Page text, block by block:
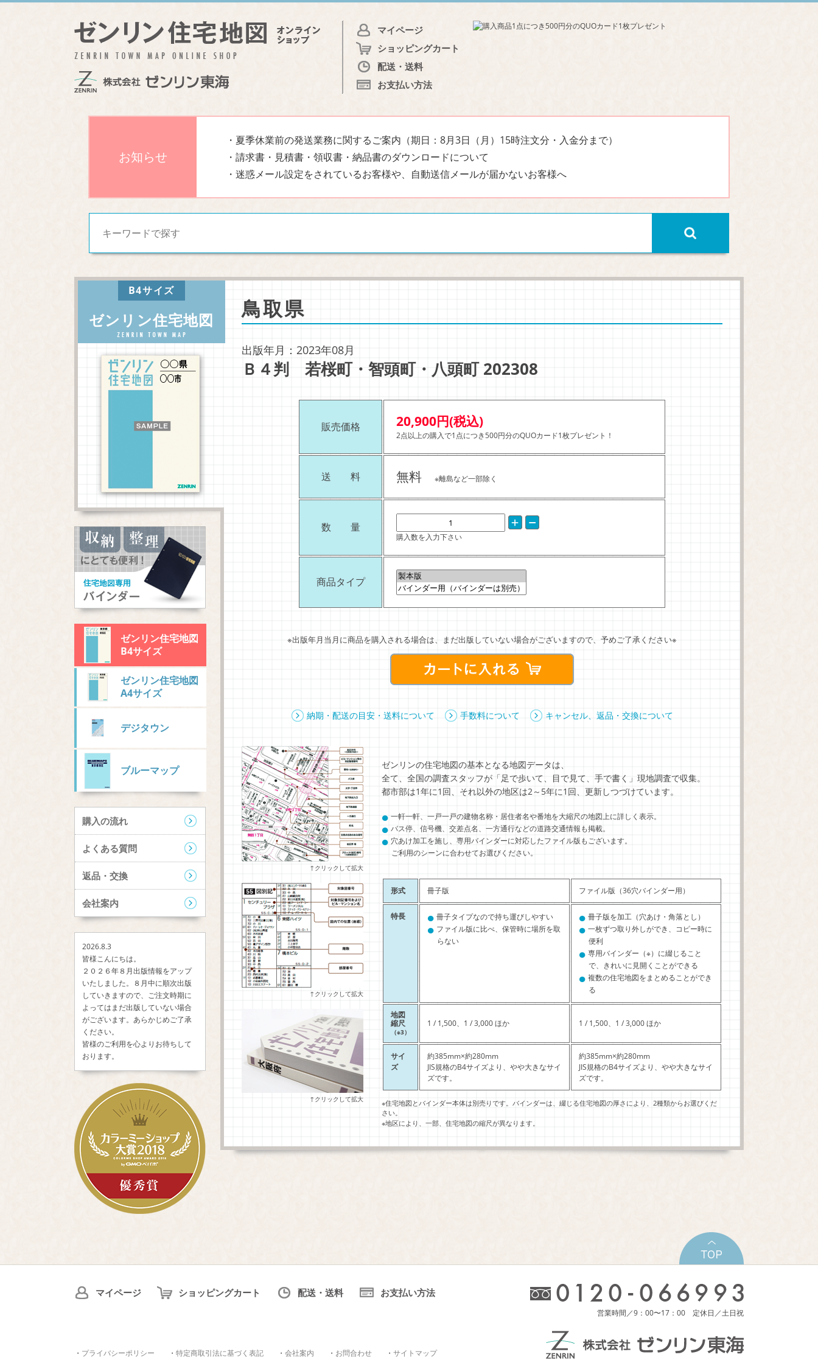
マイページ
ショッピングカート
配送・送料
お支払い方法
お知らせ
・夏季休業前の発送業務に関するご案内（期日：8月3日（月）15時注文分・入金分まで）
・請求書・見積書・領収書・納品書のダウンロードについて
・迷惑メール設定をされているお客様や、自動送信メールが届かないお客様へ
B4サイズ
ゼンリン住宅地図
ゼンリン住宅地図
B4サイズ
ゼンリン住宅地図
A4サイズ
デジタウン
ブルーマップ
購入の流れ
よくある質問
返品・交換
会社案内
2026.8.3
皆様こんにちは。
２０２６年８月出版情報をアップ
いたしました。８月中に順次出版
していきますので、ご注文時期に
よってはまだ出版していない場合
がございます。あらかじめご了承
ください。
皆様のご利用を心よりお待ちして
おります。
鳥取県
出版年月：2023年08月
Ｂ４判 若桜町・智頭町・八頭町 202308
販売価格 20,900円(税込)
2点以上の購入で1点につき500円分のQUOカード1枚プレゼント！
送 料 無料 ※離島など一部除く
数 量
購入数を入力下さい
商品タイプ
※出版年月当月に商品を購入される場合は、まだ出版していない場合がございますので、予めご了承ください※
納期・配送の目安・送料について 手数料について キャンセル、返品・交換について
↑クリックして拡大
↑クリックして拡大
↑クリックして拡大
ゼンリンの住宅地図の基本となる地図データは、
全て、全国の調査スタッフが「足で歩いて、目で見て、手で書く」現地調査で収集。
都市部は1年に1回、それ以外の地区は2～5年に1回、更新しつづけています。
● 一軒一軒、一戸一戸の建物名称・居住者名や番地を大縮尺の地図上に詳しく表示。
● バス停、信号機、交差点名、一方通行などの道路交通情報も掲載。
● 穴あけ加工を施し、専用バインダーに対応したファイル版もございます。
ご利用のシーンに合わせてお選びください。
形式 冊子版 ファイル版（36穴バインダー用）
特長 ● 冊子タイプなので持ち運びしやすい
● ファイル版に比べ、保管時に場所を取
らない
● 冊子版を加工（穴あけ・角落とし）
● 一枚ずつ取り外しができ、コピー時に
便利
● 専用バインダー（※）に綴じること
で、きれいに見開くことができる
● 複数の住宅地図をまとめることができ
る
地図
縮尺
（※3）
1 / 1,500、1 / 3,000 ほか 1 / 1,500、1 / 3,000 ほか
サイ
ズ
約385mm×約280mm
JIS規格のB4サイズより、やや大きなサイ
ズです。
約385mm×約280mm
JIS規格のB4サイズより、やや大きなサイ
ズです。
※住宅地図とバインダー本体は別売りです。バインダーは、綴じる住宅地図の厚さにより、2種類からお選びくだ
さい。
※地区により、一部、住宅地図の縮尺が異なります。
マイページ ショッピングカート 配送・送料 お支払い方法
・ プライバシーポリシー ・ 特定商取引法に基づく表記 ・ 会社案内 ・ お問合わせ ・ サイトマップ
営業時間／9：00〜17：00 定休日／土日祝